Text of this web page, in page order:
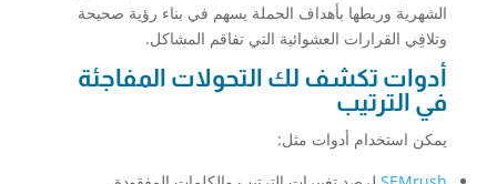
الشهرية وربطها بأهداف الحملة يسهم في بناء رؤية صحيحة
وتلافِي القرارات العشوائية التي تفاقم المشاكل.
أدوات تكشف لك التحولات المفاجئة
في الترتيب
يمكن استخدام أدوات مثل: